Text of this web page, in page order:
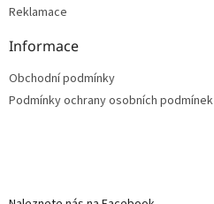
Reklamace
Informace
Obchodní podmínky
Podmínky ochrany osobních podmínek